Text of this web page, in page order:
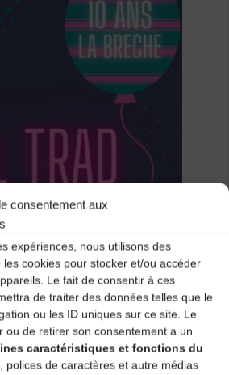
consentement aux
expériences, nous utilisons des
cookies pour stocker et/ou accéder
Le fait de consentir à ces
de traiter des données telles que le
ou les ID uniques sur ce site. Le
ou de retirer son consentement a un
caractéristiques et fonctions du
polices de caractères et autre médias